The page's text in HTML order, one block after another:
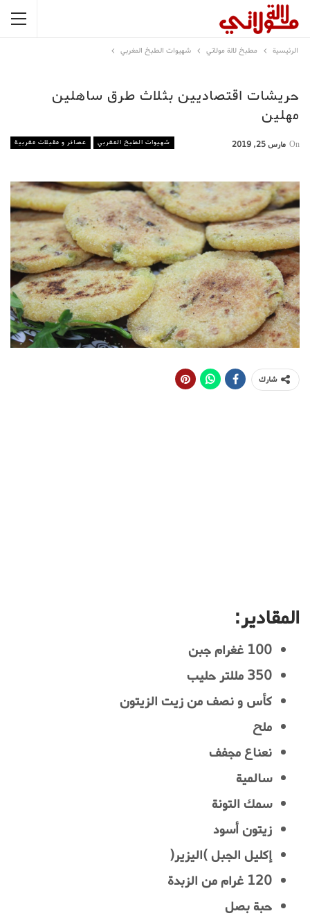
الرئيسية مطبخ لالة مولاتي شهيوات الطبخ المغربي
حريشات اقتصاديين بثلاث طرق ساهلين
مهلين
شهيوات الطبخ المغربي عصائر و مقبلات مغربية On مارس 25, 2019
شارك
المقادير:
100 غغرام جبن
350 مللتر حليب
كأس و نصف من زيت الزيتون
ملح
نعناع مجفف
سالمية
سمك التونة
زيتون أسود
إكليل الجبل )اليزير(
120 غرام من الزبدة
حبة بصل